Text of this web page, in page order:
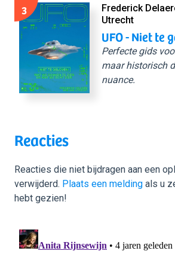
3
Frederick
Utrecht
UFO - Niet te
Perfecte gids
maar historisch
nuance.
Reacties
Reacties die niet bijdragen aan een
verwijderd. Plaats een melding als u
hebt gezien!